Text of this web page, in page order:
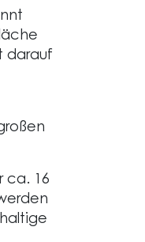
darauf
ca. 16